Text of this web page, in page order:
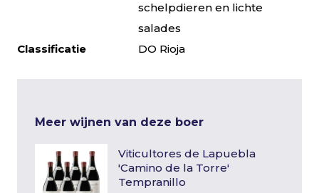
schelpdieren en lichte
salades
Classificatie
DO Rioja
Meer wijnen van deze boer
Viticultores de Lapuebla
'Camino de la Torre'
Tempranillo